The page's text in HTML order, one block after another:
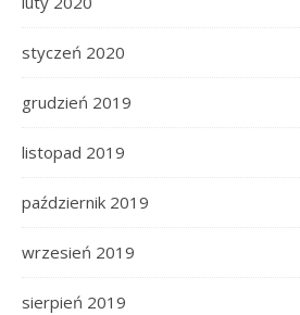
styczeń 2020
grudzień 2019
listopad 2019
październik 2019
wrzesień 2019
sierpień 2019